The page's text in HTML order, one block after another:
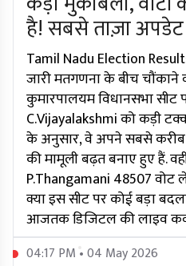
है! सबसे ताज़ा अपडेट
Tamil Nadu Election
जारी मतगणना के बीच
कुमारपालयम विधानसभा सीट
C.Vijayalakshmi को कड़ी
के अनुसार, वे अपने सबसे करीब
की मामूली बढ़त बनाए हुए हैं.
P.Thangamani 48507 वोट
क्या इस सीट पर कोई बड़ा
आजतक डिजिटल की लाइव
04:17 PM • 04 May 2026